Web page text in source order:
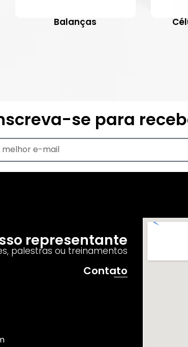
Balanças
se para
representante
palestras ou treinamentos
Contato